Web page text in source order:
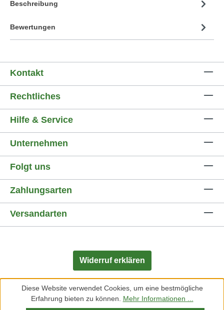
Beschreibung
Bewertungen
Kontakt
Rechtliches
Hilfe & Service
Unternehmen
Folgt uns
Widerruf erklären
Zahlungsarten
Versandarten
Diese Website verwendet Cookies, um eine bestmögliche
Erfahrung bieten zu können. Mehr Informationen ...